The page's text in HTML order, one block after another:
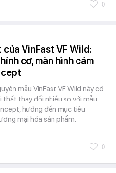
0
VinFast VF Wild:
cơ, màn hình cảm
mẫu VinFast VF Wild này có
thất thay đổi nhiều so với mẫu
hướng đến mục tiêu
mại hóa sản phẩm.
0